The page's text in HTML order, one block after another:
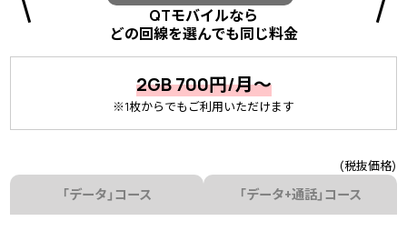
QTモバイルなら
どの回線を選んでも同じ料金
2GB 700円/月～
※1枚からでもご利用いただけます
(税抜価格)
「データ」コース 「データ+通話」コース